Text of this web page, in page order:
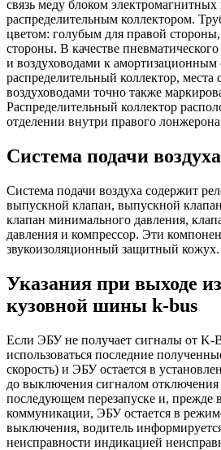
связь меду блоком электромагнитных
распределительным коллектором.
цветом: голубым для правой
стороны. В качестве
и воздуховодами к амортизационным
распределительный коллектор, места
воздуховодами точно также
Распределительный коллектор
отделении внутри правого
Система подачи воздуха
Система подачи воздуха содержит
выпускной клапан, выпускной
клапан минимального давления,
давления и компрессор. Эти
звукоизоляционный защитный кожух.
Указания при выходе
кузовной шины k-bus
Если ЭБУ не получает сигналы от K-
использоваться последние
скорость) и ЭБУ остается в
до выключения сигналом
последующем перезапуске и, прежде
коммуникации, ЭБУ остается в
выключения, водитель
неисправности индикацией